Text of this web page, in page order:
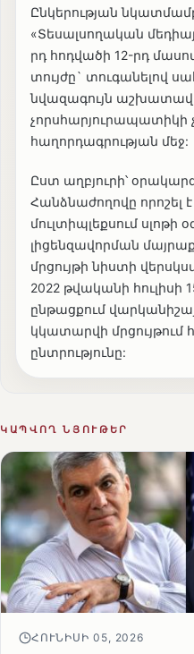
Ընկերության
«Տեսալսողական
րդ հոդվածի 12-րդ
տույժը` տուգանելով
նվազագույն
չորսհարյուրապատիկի
հաղորդագրության մեջ:
Ըստ աղբյուրի՝
Հանձնաժողովը որոշել
մուլտիպլեքսում սլոթի
լիցենզավորման
մրցույթի նիստի
2022 թվականի հուլիսի
ընթացքում
կկատարվի
ընտրությունը:
ԿԱՊՎՈՂ ՆՅՈՒԹԵՐ
ՀՈՒՆԻՍԻ 05, 2026